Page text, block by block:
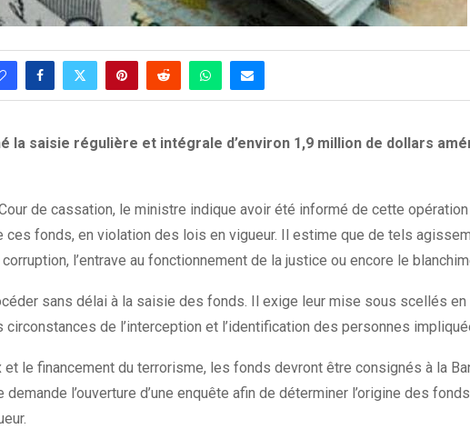
la saisie régulière et intégrale d’environ 1,9 million de dollars
de cassation, le ministre indique avoir été informé de cette
ces fonds, en violation des lois en vigueur. Il estime que de tels
l’entrave au fonctionnement de la justice ou encore le
sans délai à la saisie des fonds. Il exige leur mise sous scellés
de l’interception et l’identification des personnes
le financement du terrorisme, les fonds devront être consignés à la
l’ouverture d’une enquête afin de déterminer l’origine des